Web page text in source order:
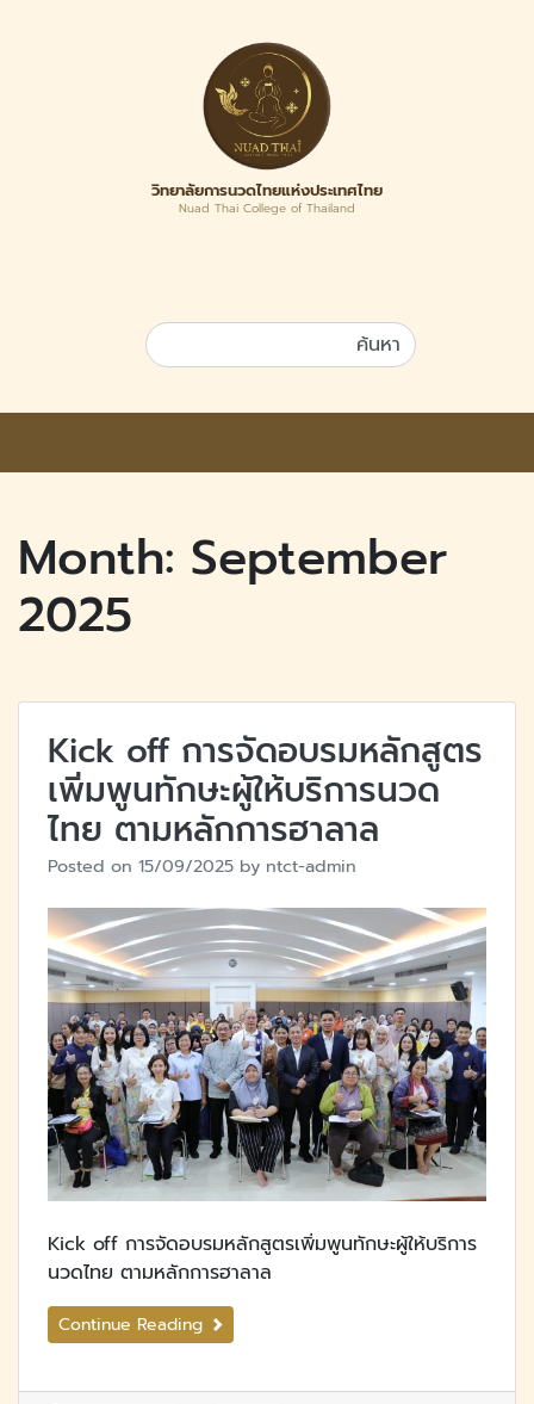
วิทยาลัยการนวดไทยแห่งประเทศไทย
Nuad Thai College of Thailand
Month: September
2025
Kick off การจัดอบรมหลักสูตร
เพิ่มพูนทักษะผู้ให้บริการนวด
ไทย ตามหลักการฮาลาล
Posted on 15/09/2025 by ntct-admin
Kick off การจัดอบรมหลักสูตรเพิ่มพูนทักษะผู้ให้บริการ
นวดไทย ตามหลักการฮาลาล
Continue Reading